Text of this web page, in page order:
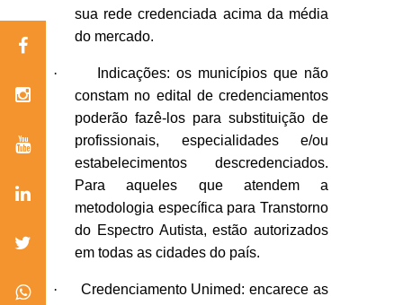
sua rede credenciada acima da média
do mercado.
·
Indicações: os municípios que não
constam no edital de credenciamentos
poderão fazê-los para substituição de
profissionais, especialidades e/ou
estabelecimentos descredenciados.
Para aqueles que atendem a
metodologia específica para Transtorno
do Espectro Autista, estão autorizados
em todas as cidades do país.
·
Credenciamento Unimed: encarece as